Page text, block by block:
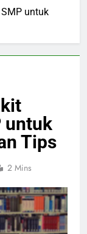
untuk
untuk
Tips
2 Mins